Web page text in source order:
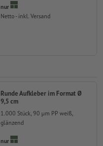
nur
Netto - inkl. Versand
Runde Aufkleber im Format Ø
9,5 cm
1.000 Stück, 90 µm PP weiß,
glänzend
nur